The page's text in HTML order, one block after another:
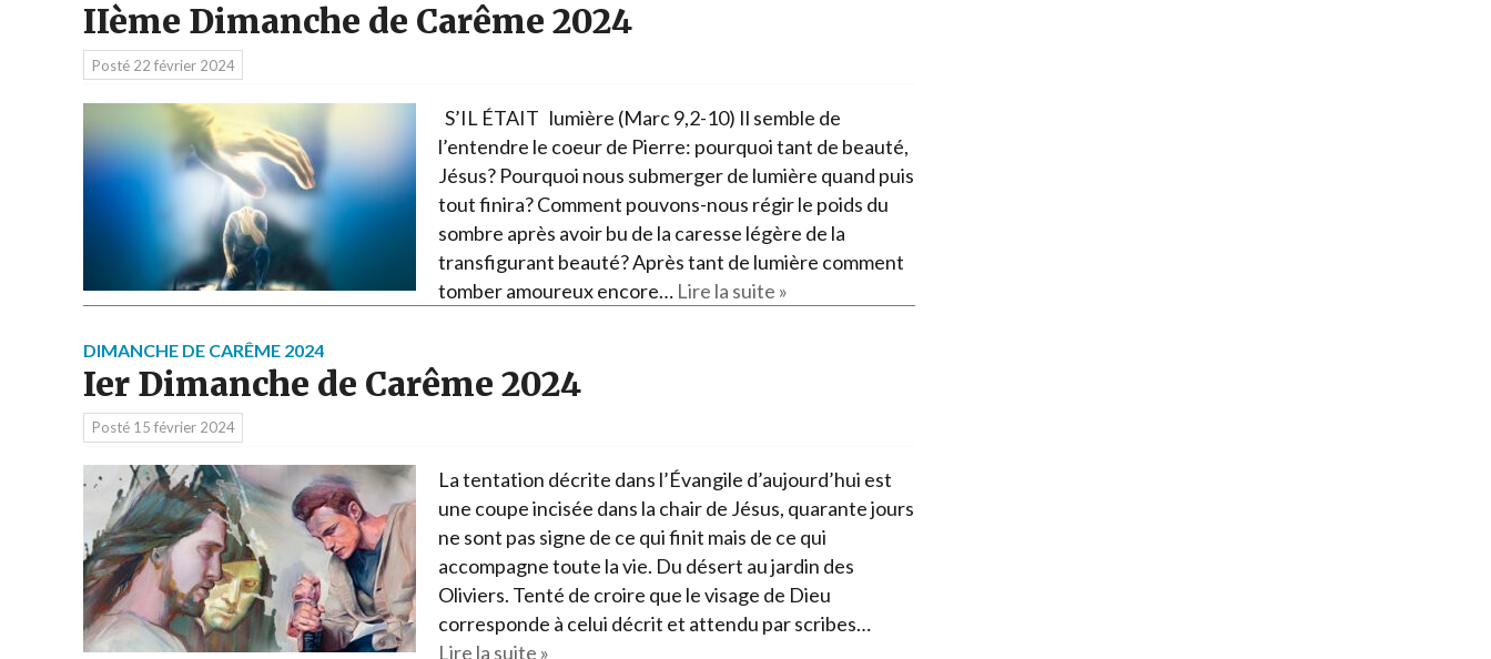
IIème Dimanche de Carême 2024
Posté 22 février 2024
S’IL ÉTAIT lumière (Marc 9,2-10) Il semble de
l’entendre le coeur de Pierre: pourquoi tant de beauté,
Jésus? Pourquoi nous submerger de lumière quand puis
tout finira? Comment pouvons-nous régir le poids du
sombre après avoir bu de la caresse légère de la
transfigurant beauté? Après tant de lumière comment
tomber amoureux encore… Lire la suite »
DIMANCHE DE CARÊME 2024
Ier Dimanche de Carême 2024
Posté 15 février 2024
La tentation décrite dans l’Évangile d’aujourd’hui est
une coupe incisée dans la chair de Jésus, quarante jours
ne sont pas signe de ce qui finit mais de ce qui
accompagne toute la vie. Du désert au jardin des
Oliviers. Tenté de croire que le visage de Dieu
corresponde à celui décrit et attendu par scribes…
Lire la suite »